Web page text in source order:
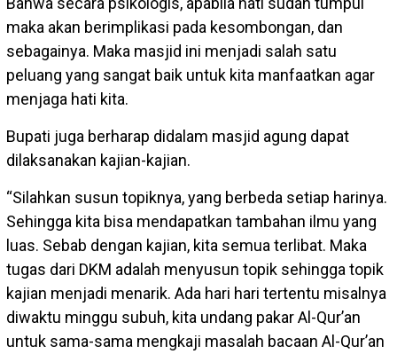
maka akan berimplikasi pada kesombongan, dan
sebagainya. Maka masjid ini menjadi salah satu
peluang yang sangat baik untuk kita manfaatkan agar
menjaga hati kita.
Bupati juga berharap didalam masjid agung dapat
dilaksanakan kajian-kajian.
“Silahkan susun topiknya, yang berbeda setiap harinya.
Sehingga kita bisa mendapatkan tambahan ilmu yang
luas. Sebab dengan kajian, kita semua terlibat. Maka
tugas dari DKM adalah menyusun topik sehingga topik
kajian menjadi menarik. Ada hari hari tertentu misalnya
diwaktu minggu subuh, kita undang pakar Al-Qur’an
untuk sama-sama mengkaji masalah bacaan Al-Qur’an